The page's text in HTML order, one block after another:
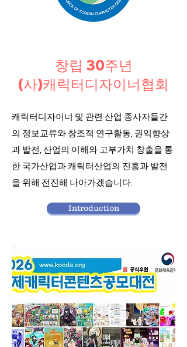
창립 30주년
(사)캐릭터디자이너협회
​​캐릭터디자이너 및 관련 산업 종사자들간
의 정보교류와 창조적 연구활동, 권익향상
과 발전, 산업의 이해와 고부가치 창출을 통
한 국가산업과 캐릭터산업의 진흥과 발전
을 위해 전진해 나아가겠습니다.
Introduction